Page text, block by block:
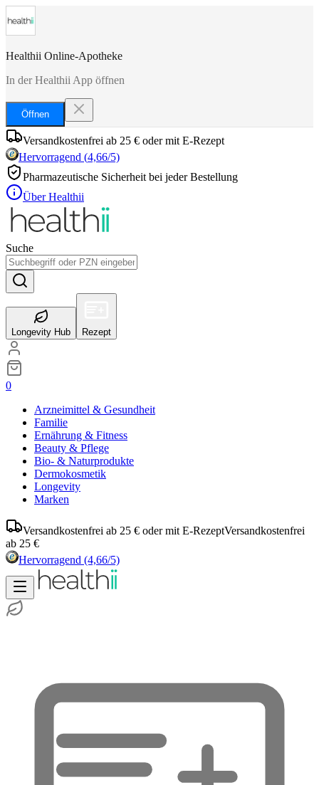
Healthii Online-Apotheke
In der Healthii App öffnen
Öffnen
Versandkostenfrei ab 25 € oder mit E-Rezept
Hervorragend (4,66/5)
Pharmazeutische Sicherheit bei jeder Bestellung
Über Healthii
Suche
Longevity Hub Rezept
0
Arzneimittel & Gesundheit
Familie
Ernährung & Fitness
Beauty & Pflege
Bio- & Naturprodukte
Dermokosmetik
Longevity
Marken
Versandkostenfrei ab 25 € oder mit E-RezeptVersandkostenfrei
ab 25 €
Hervorragend (4,66/5)